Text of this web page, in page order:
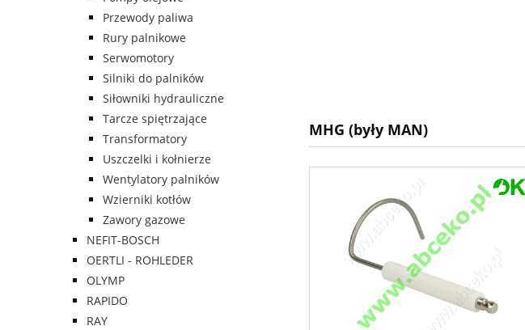
Przewody paliwa
Rury palnikowe
Serwomotory
Silniki do palników
Siłowniki hydrauliczne
Tarcze spiętrzające
Transformatory
Uszczelki i kołnierze
Wentylatory palników
Wzierniki kotłów
Zawory gazowe
NEFIT-BOSCH
OERTLI - ROHLEDER
OLYMP
RAPIDO
RAY
MHG (były MAN)